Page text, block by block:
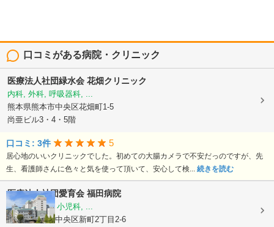
口コミがある病院・クリニック
医療法人社団緑水会 花畑クリニック
内科, 外科, 呼吸器科, ...
熊本県熊本市中央区花畑町1-5
尚亜ビル3・4・5階
口コミ: 3件 5
居心地のいいクリニックでした。初めての大腸カメラで不安だっのですが、先
生、看護師さんに色々と気を使って頂いて、安心して検... 続きを読む
医療法人社団愛育会 福田病院
産科, 婦人科, 小児科, ...
熊本県熊本市中央区新町2丁目2-6